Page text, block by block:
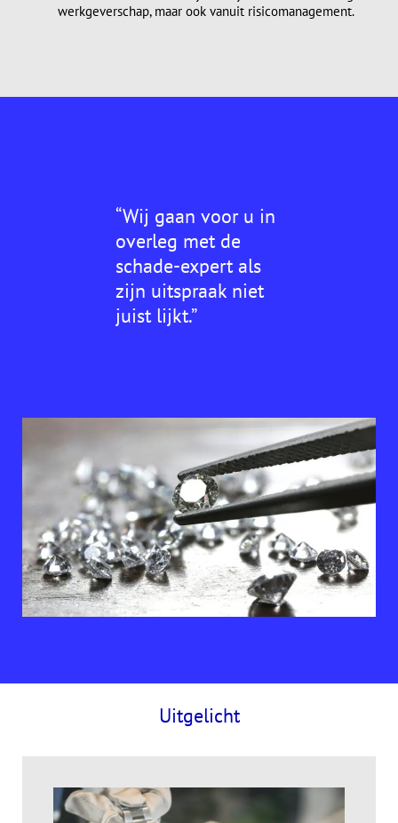
werkgeverschap, maar ook vanuit risicomanagement.
“Wij gaan voor u in
overleg met de
schade-expert als
zijn uitspraak niet
juist lijkt.”
Uitgelicht